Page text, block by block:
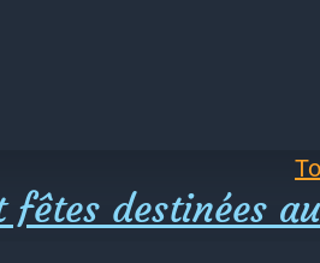
fêtes destinées